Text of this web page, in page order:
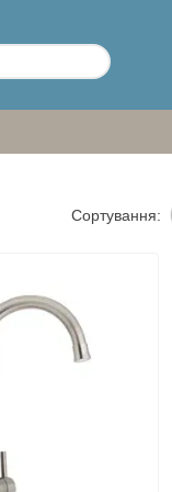
Сортування: